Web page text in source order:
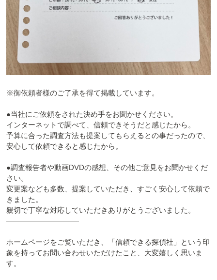
※御依頼者様のご了承を得て掲載しています。
●当社にご依頼をされた決め手をお聞かせください。
インターネットで調べて、信頼できそうだと感じたから。
予算に合った調査方法も提案してもらえるとの事だったので、
安心して依頼できると感じたから。
●調査報告者や動画DVDの感想、その他ご意見をお聞かせくだ
さい。
変更案なども多数、提案していただき、すごく安心して依頼で
きました。
親切で丁寧な対応していただきありがとうございました。
――――――――――
ホームページをご覧いただき、「信頼できる探偵社」という印
象を持ってお問い合わせいただけたこと、大変嬉しく思いま
す。